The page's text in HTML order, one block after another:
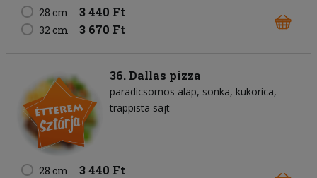
28 cm 3 440 Ft
32 cm 3 670 Ft
36. Dallas pizza
paradicsomos alap sonka kukorica
trappista sajt
28 cm 3 440 Ft